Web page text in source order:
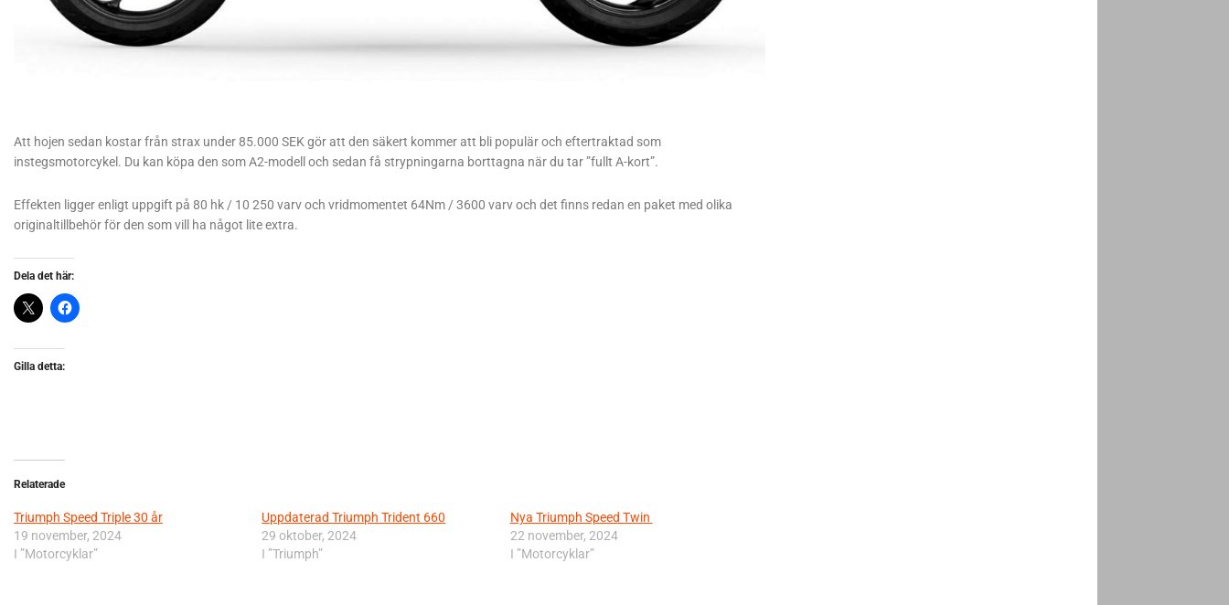
Att hojen sedan kostar från strax under 85.000 SEK gör att den säkert kommer att bli populär och eftertraktad som
instegsmotorcykel. Du kan köpa den som A2-modell och sedan få strypningarna borttagna när du tar ”fullt A-kort”.
Effekten ligger enligt uppgift på 80 hk / 10 250 varv och vridmomentet 64Nm / 3600 varv och det finns redan en paket med olika
originaltillbehör för den som vill ha något lite extra.
Dela det här:
Gilla detta:
Relaterade
Triumph Speed Triple 30 år
19 november, 2024
I ”Motorcyklar”
Uppdaterad Triumph Trident 660
29 oktober, 2024
I ”Triumph”
Nya Triumph Speed Twin
22 november, 2024
I ”Motorcyklar”